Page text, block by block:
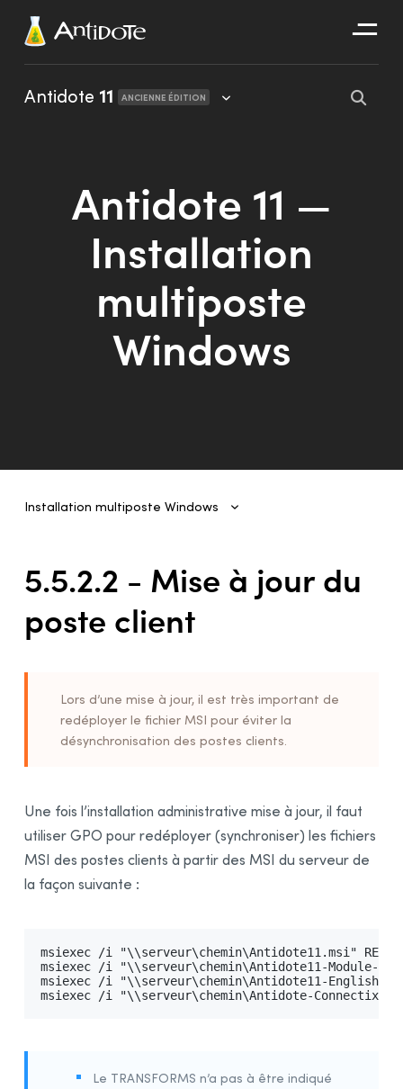
Antidote
Organisations
Découvrir
Antidote 11 ANCIENNE ÉDITION
Guide d’utilisation de l’Espace client
Antidote 11 —
Installation
multiposte
Windows
Installation multiposte Windows
2 - Déploiement de poste en poste
3 - Déploiement du MSI d’origine par ligne de
commande
5 - Déploiement automatisé par GPO
1 - Préalables
2 - Désinstallation d’une édition précédente
Méthode 1 - Installation d’Antidote 11 par ligne de
commande
Méthode 2 - Déploiement d’une installation
administrative
1 - Création d'une installation administrative sur le
4 - Intégration dans les logiciels
5 - Mise à jour d’Antidote
serveur
5.5.2.2 - Mise à jour du
poste client
Lors d’une mise à jour, il est très important de
redéployer le fichier MSI pour éviter la
désynchronisation des postes clients.
Une fois l’installation administrative mise à jour, il faut
utiliser GPO pour redéployer (synchroniser) les fichiers
MSI des postes clients à partir des MSI du serveur de
la façon suivante :
msiexec /i "\\serveur\chemin\Antidote11.msi"
msiexec /i "\\serveur\chemin\Antidote11-Module-
msiexec /i "\\serveur\chemin\Antidote11-English-
msiexec /i "\\serveur\chemin\Antidote-
Le TRANSFORMS n’a pas à être indiqué